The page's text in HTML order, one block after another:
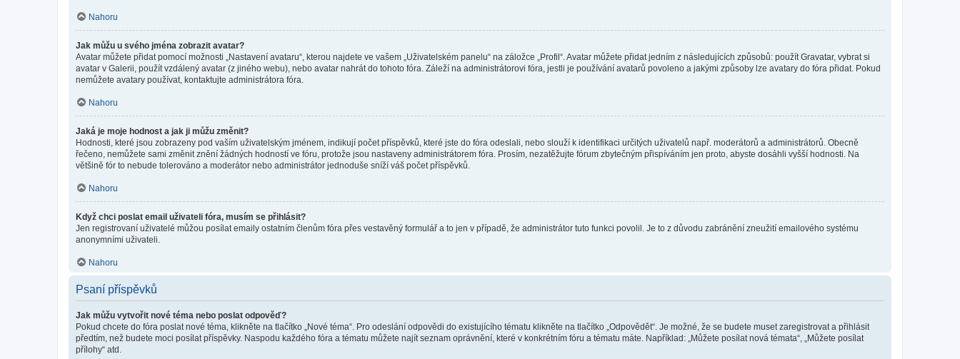
Nahoru
Jak můžu u svého jména zobrazit avatar?
Avatar můžete přidat pomocí možnosti „Nastavení avataru“, kterou najdete ve vašem „Uživatelském panelu“ na záložce „Profil“. Avatar můžete přidat jedním z následujících způsobů: použít Gravatar, vybrat si
avatar v Galerii, použít vzdálený avatar (z jiného webu), nebo avatar nahrát do tohoto fóra. Záleží na administrátorovi fóra, jestli je používání avatarů povoleno a jakými způsoby lze avatary do fóra přidat. Pokud
nemůžete avatary používat, kontaktujte administrátora fóra.
Nahoru
Jaká je moje hodnost a jak ji můžu změnit?
Hodnosti, které jsou zobrazeny pod vaším uživatelským jménem, indikují počet příspěvků, které jste do fóra odeslali, nebo slouží k identifikaci určitých uživatelů např. moderátorů a administrátorů. Obecně
řečeno, nemůžete sami změnit znění žádných hodností ve fóru, protože jsou nastaveny administrátorem fóra. Prosím, nezatěžujte fórum zbytečným přispíváním jen proto, abyste dosáhli vyšší hodnosti. Na
většině fór to nebude tolerováno a moderátor nebo administrátor jednoduše sníží váš počet příspěvků.
Nahoru
Když chci poslat email uživateli fóra, musím se přihlásit?
Jen registrovaní uživatelé můžou posílat emaily ostatním členům fóra přes vestavěný formulář a to jen v případě, že administrátor tuto funkci povolil. Je to z důvodu zabránění zneužití emailového systému
anonymními uživateli.
Nahoru
Psaní příspěvků
Jak můžu vytvořit nové téma nebo poslat odpověď?
Pokud chcete do fóra poslat nové téma, klikněte na tlačítko „Nové téma“. Pro odeslání odpovědi do existujícího tématu klikněte na tlačítko „Odpovědět“. Je možné, že se budete muset zaregistrovat a přihlásit
předtím, než budete moci posílat příspěvky. Naspodu každého fóra a tématu můžete najít seznam oprávnění, které v konkrétním fóru a tématu máte. Například: „Můžete posílat nová témata“, „Můžete posílat
přílohy“ atd.